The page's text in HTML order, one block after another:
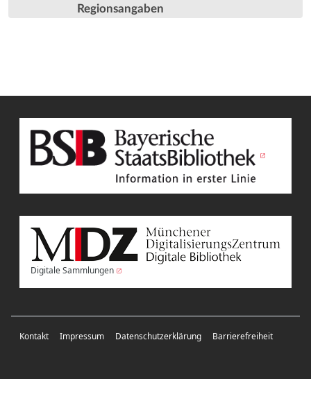
Regionsangaben
Digitale Sammlungen
Kontakt Impressum Datenschutzerklärung Barrierefreiheit